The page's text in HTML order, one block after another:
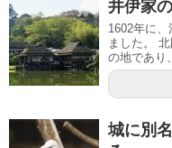
井伊家
1602年に、
ました。
の地であり
城に別